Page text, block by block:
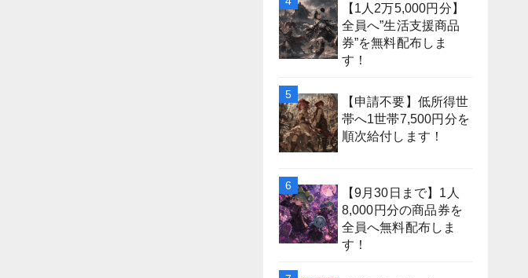
【1人2万5,000円分】
全員へ”生活支援商品
券”を無料配布しま
す！
【申請不要】低所得世
帯へ1世帯7,500円分を
順次給付します！
【9月30日まで】1人
8,000円分の商品券を
全員へ無料配布しま
す！